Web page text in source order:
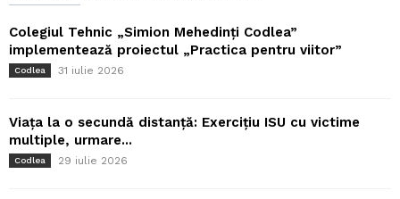
Colegiul Tehnic „Simion Mehedinți Codlea”
implementează proiectul „Practica pentru viitor”
Codlea 31 iulie 2026
Viața la o secundă distanță: Exercițiu ISU cu victime
multiple, urmare...
Codlea 29 iulie 2026